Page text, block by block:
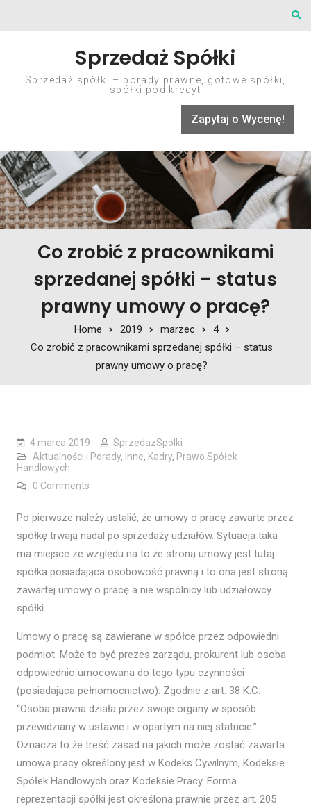
Sprzedaż Spółki
Sprzedaż spółki – porady prawne, gotowe spółki,
spółki pod kredyt
Zapytaj o Wycenę!
Co zrobić z pracownikami
sprzedanej spółki – status
prawny umowy o pracę?
Home 2019 marzec
4
Co zrobić z pracownikami sprzedanej spółki – status
prawny umowy o pracę?
4 marca 2019
SprzedazSpolki
Aktualności i Porady, Inne, Kadry, Prawo Spółek
Handlowych
0 Comments
Po pierwsze należy ustalić, że umowy o pracę zawarte przez
spółkę trwają nadal po sprzedaży udziałów. Sytuacja taka
ma miejsce ze względu na to że stroną umowy jest tutaj
spółka posiadająca osobowość prawną i to ona jest stroną
zawartej umowy o pracę a nie wspólnicy lub udziałowcy
spółki.
Umowy o pracę są zawierane w spółce przez odpowiedni
podmiot. Może to być prezes zarządu, prokurent lub osoba
odpowiednio umocowana do tego typu czynności
(posiadająca pełnomocnictwo). Zgodnie z art. 38 K.C.
“Osoba prawna działa przez swoje organy w sposób
przewidziany w ustawie i w opartym na niej statucie.”.
Oznacza to że treść zasad na jakich może zostać zawarta
umowa pracy określony jest w Kodeks Cywilnym, Kodeksie
Spółek Handlowych oraz Kodeksie Pracy. Forma
reprezentacji spółki jest określona prawnie przez art. 205